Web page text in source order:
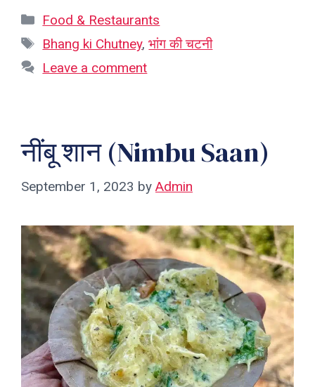
Categories
Food & Restaurants
Tags
Bhang ki Chutney,भांग की चटनी
Leave a comment
नींबू शान (Nimbu Saan)
September 1, 2023 by Admin